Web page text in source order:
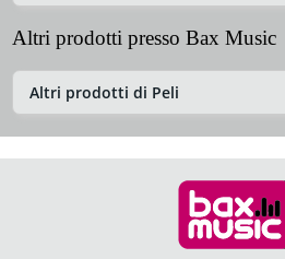
Altri prodotti presso Bax Music
Altri prodotti di Peli